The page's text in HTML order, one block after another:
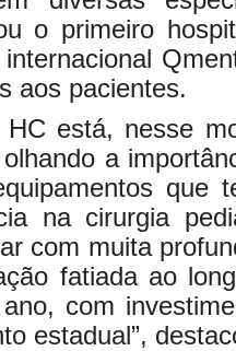
o primeiro
aos pacientes.
está, nesse
a
que
na cirurgia
com muita
fatiada ao
com
estadual”,